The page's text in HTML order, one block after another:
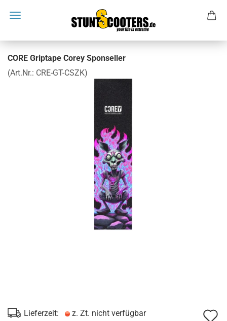
CORE Griptape Corey Sponseller
(Art.Nr.: CRE-GT-CSZK)
Lieferzeit: z. Zt. nicht verfügbar